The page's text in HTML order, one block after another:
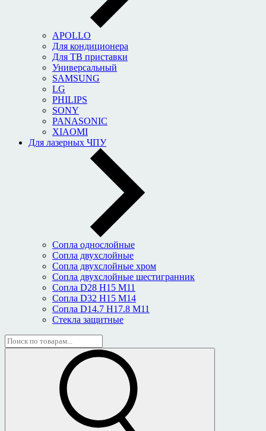
APOLLO
Для кондиционера
Для ТВ приставки
Универсальный
SAMSUNG
LG
PHILIPS
SONY
PANASONIC
XIAOMI
Для лазерных ЧПУ
Сопла однослойные
Сопла двухслойные
Сопла двухслойные хром
Сопла двухслойные шестигранник
Сопла D28 H15 M11
Сопла D32 H15 M14
Сопла D14.7 H17.8 M11
Стекла защитные